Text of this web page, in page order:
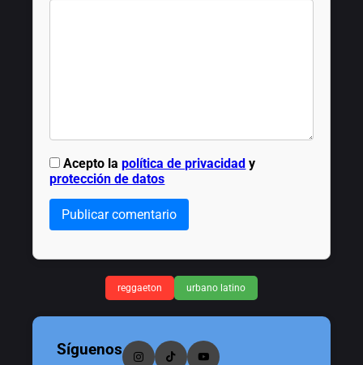
Acepto lapolítica de privacidad y
protección de datos
Publicar comentario
reggaeton urbano latino
Síguenos